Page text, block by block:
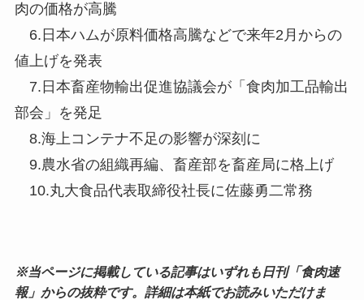
肉の価格が高騰
6.日本ハムが原料価格高騰などで来年2月からの
値上げを発表
7.日本畜産物輸出促進協議会が「食肉加工品輸出
部会」を発足
8.海上コンテナ不足の影響が深刻に
9.農水省の組織再編、畜産部を畜産局に格上げ
10.丸大食品代表取締役社長に佐藤勇二常務
※当ページに掲載している記事はいずれも日刊「食肉速
報」からの抜粋です。詳細は本紙でお読みいただけま